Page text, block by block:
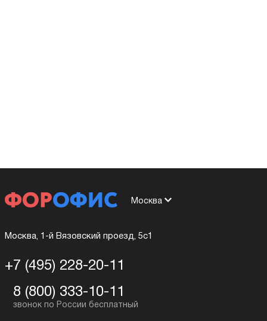
Москва
Москва, 1-й Вязовский проезд, 5с1
+7 (495) 228-20-11
8 (800) 333-10-11